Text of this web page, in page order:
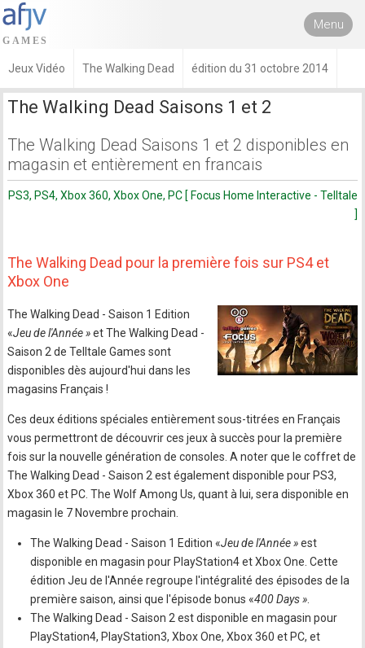
Menu
Jeux Vidéo The Walking Dead édition du 31 octobre 2014
The Walking Dead Saisons 1 et 2
The Walking Dead Saisons 1 et 2 disponibles en
magasin et entièrement en francais
PS3, PS4, Xbox 360, Xbox One, PC [ Focus Home Interactive - Telltale
]
The Walking Dead pour la première fois sur PS4 et
Xbox One
The Walking Dead - Saison 1 Edition
«Jeu de l'Année »et The Walking Dead -
Saison 2 de Telltale Games sont
disponibles dès aujourd'hui dans les
magasins Français !
Ces deux éditions spéciales entièrement sous-titrées en Français
vous permettront de découvrir ces jeux à succès pour la première
fois sur la nouvelle génération de consoles. A noter que le coffret de
The Walking Dead - Saison 2 est également disponible pour PS3,
Xbox 360 et PC. The Wolf Among Us, quant à lui, sera disponible en
magasin le 7 Novembre prochain.
The Walking Dead - Saison 1 Edition «Jeu de l'Année »est
disponible en magasin pour PlayStation4 et Xbox One. Cette
édition Jeu de l'Année regroupe l'intégralité des épisodes de la
première saison, ainsi que l'épisode bonus «400 Days »
The Walking Dead - Saison 2 est disponible en magasin pour
PlayStation4, PlayStation3, Xbox One, Xbox 360 et PC, et